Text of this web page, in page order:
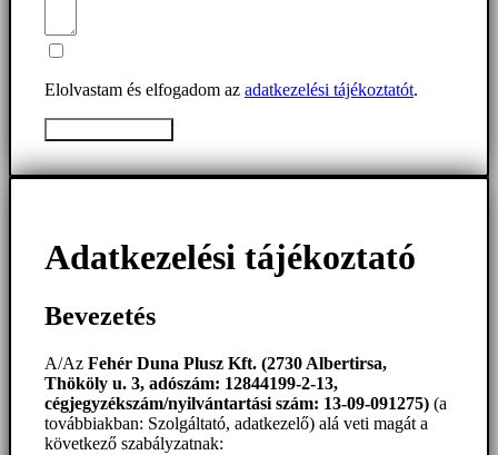
Elolvastam és elfogadom az adatkezelési tájékoztatót.
Adatkezelési tájékoztató
Bevezetés
A/Az Fehér Duna Plusz Kft. (2730 Albertirsa,
Thököly u. 3, adószám: 12844199-2-13,
cégjegyzékszám/nyilvántartási szám: 13-09-091275) (a
továbbiakban: Szolgáltató, adatkezelő) alá veti magát a
következő szabályzatnak: